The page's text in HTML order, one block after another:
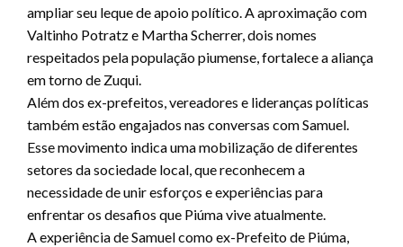
ampliar seu leque de apoio político. A aproximação com
Valtinho Potratz e Martha Scherrer, dois nomes
respeitados pela população piumense, fortalece a aliança
em torno de Zuqui.
Além dos ex-prefeitos, vereadores e lideranças políticas
também estão engajados nas conversas com Samuel.
Esse movimento indica uma mobilização de diferentes
setores da sociedade local, que reconhecem a
necessidade de unir esforços e experiências para
enfrentar os desafios que Piúma vive atualmente.
A experiência de Samuel como ex-Prefeito de Piúma,